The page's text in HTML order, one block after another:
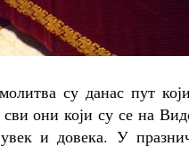
су данас пут
они који су се на
и довека. У